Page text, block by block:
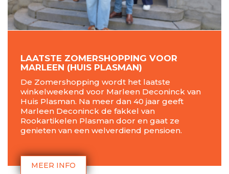
LAATSTE ZOMERSHOPPING VOOR
MARLEEN (HUIS PLASMAN)
De Zomershopping wordt het laatste
winkelweekend voor Marleen Deconinck van
Huis Plasman. Na meer dan 40 jaar geeft
Marleen Deconinck de fakkel van
Rookartikelen Plasman door en gaat ze
genieten van een welverdiend pensioen.
MEER INFO